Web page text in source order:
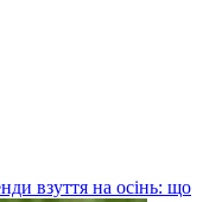
взуття на осінь: що